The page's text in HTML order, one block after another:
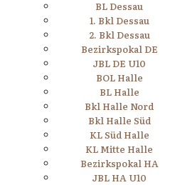
BL Dessau
1. Bkl Dessau
2. Bkl Dessau
Bezirkspokal DE
JBL DE U10
BOL Halle
BL Halle
Bkl Halle Nord
Bkl Halle Süd
KL Süd Halle
KL Mitte Halle
Bezirkspokal HA
JBL HA U10